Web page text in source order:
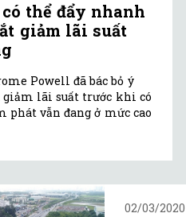
có thể đẩy nhanh
giảm lãi suất
Powell đã bác bỏ ý
giảm lãi suất trước khi có
phát vẫn đang ở mức cao
02/03/